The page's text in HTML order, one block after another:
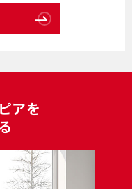
アを